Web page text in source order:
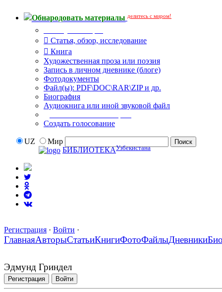
Обнародовать материалы делитесь с миром!
Статья, обзор, исследование
Книга
Художественная проза или поэзия
Запись в личном дневнике (блоге)
Фотодокументы
Файл(ы): PDF\DOC\RAR\ZIP и др.
Биография
Аудиокнига или иной звуковой файл
Создать голосование
UZ
Мир
БИБЛИОТЕКАУзбекистана
Регистрация · Войти ·
ГлавнаяАвторыСтатьиКнигиФотоФайлыДневники
Эдмунд Гриндел
Регистрация Войти